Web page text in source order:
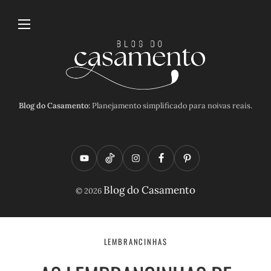
Blog do Casamento:Planejamento simplificado para noivas reais.
Y
o
t
T
i
t
o
I
n
t
a
F
a
e
b
P
i
t
© 2026 Blog do Casamento
LEMBRANCINHAS